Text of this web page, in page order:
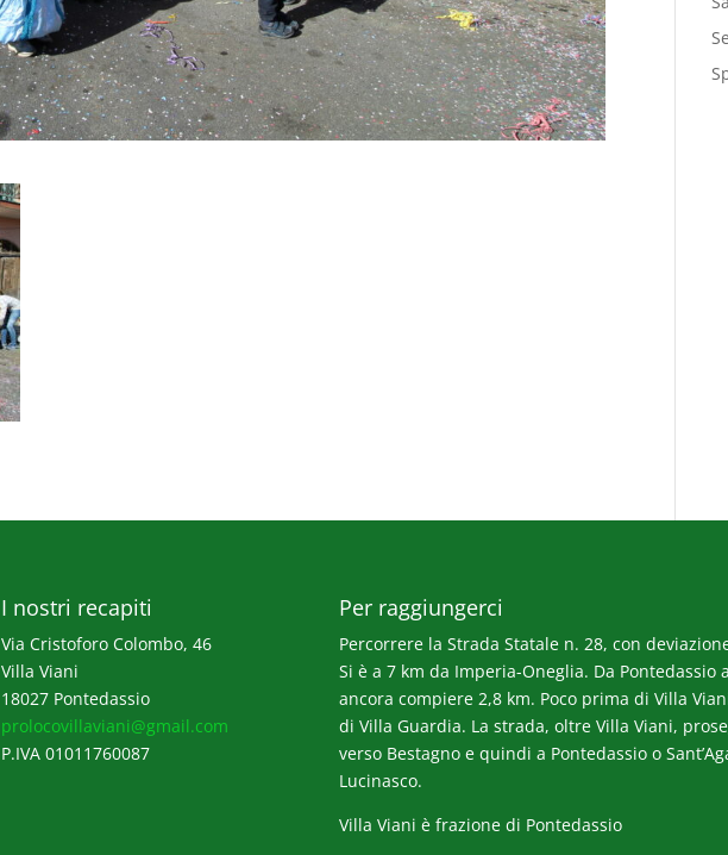
I nostri recapiti
Via Cristoforo Colombo, 46
Villa Viani
18027 Pontedassio
prolocovillaviani@gmail.com
P.IVA 01011760087
Per raggiungerci
Percorrere la Strada Statale n. 28, con
Si è a 7 km da Imperia-Oneglia. Da Pontedassio
ancora compiere 2,8 km. Poco prima di Villa
di Villa Guardia. La strada, oltre Villa Viani,
verso Bestagno e quindi a Pontedassio o
Lucinasco.
Villa Viani è frazione di Pontedassio